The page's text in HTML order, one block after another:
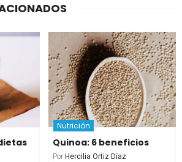
Nutrición
Quinoa: 6 beneficios
Por Hercilia Ortiz Díaz